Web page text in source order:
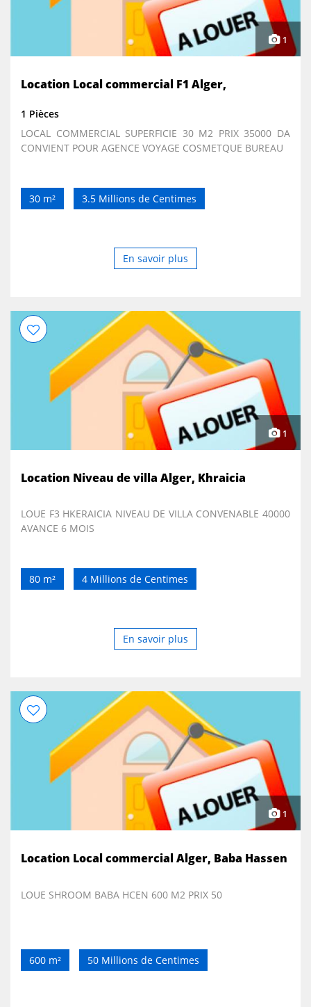
1
Location Local commercial F1 Alger,
1 Pièces
LOCAL COMMERCIAL SUPERFICIE 30 M2 PRIX 35000 DA
CONVIENT POUR AGENCE VOYAGE COSMETQUE BUREAU
30 m² 3.5 Millions de Centimes
En savoir plus
1
Location Niveau de villa Alger, Khraicia
LOUE F3 HKERAICIA NIVEAU DE VILLA CONVENABLE 40000
AVANCE 6 MOIS
80 m² 4 Millions de Centimes
En savoir plus
1
Location Local commercial Alger, Baba Hassen
LOUE SHROOM BABA HCEN 600 M2 PRIX 50
600 m² 50 Millions de Centimes